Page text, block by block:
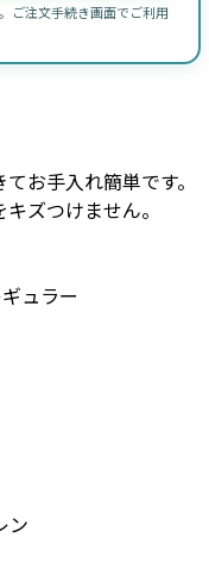
ご注文手続き画面でご利用
お手入れ簡単です。
ズつけません。
ュラー
ン